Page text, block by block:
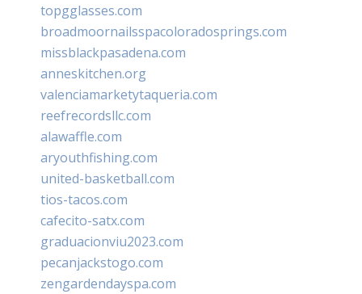
topgglasses.com
broadmoornailsspacoloradosprings.com
missblackpasadena.com
anneskitchen.org
valenciamarketytaqueria.com
reefrecordsllc.com
alawaffle.com
aryouthfishing.com
united-basketball.com
tios-tacos.com
cafecito-satx.com
graduacionviu2023.com
pecanjackstogo.com
zengardendayspa.com